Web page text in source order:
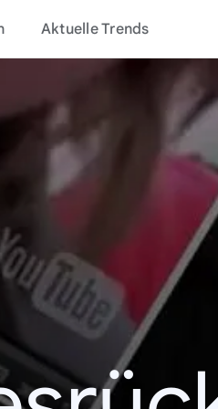
Aktuelle Trends